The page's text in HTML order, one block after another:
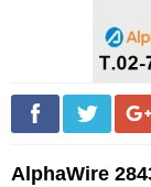
AlphaWire